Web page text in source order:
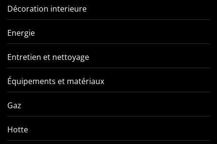
Décoration interieure
Energie
Entretien et nettoyage
Équipements et matériaux
Gaz
Hotte